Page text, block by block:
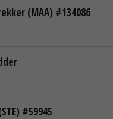
(MAA) #134086
#59945